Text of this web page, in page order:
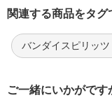
関連する商品をタグ
バンダイスピリッ
ご一緒にいかがで